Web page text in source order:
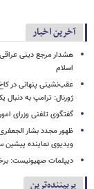
آخرین اخبار
هشدار مرجع دینی
اسلام
عقب‌نشینی پنهانی در
ژورنال: ترامپ به دنبال
گفتگوی تلفنی وزرای
ظهور مجدد بشار
ویدیوی نماینده
دیپلمات صهیونیست:
پربیننده‌ترین